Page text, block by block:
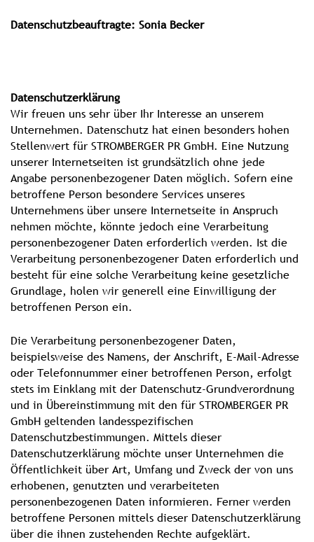
Datenschutzbeauftragte: Sonia Becker
Datenschutzerklärung
Wir freuen uns sehr über Ihr Interesse an unserem
Unternehmen. Datenschutz hat einen besonders hohen
Stellenwert für STROMBERGER PR GmbH. Eine Nutzung
unserer Internetseiten ist grundsätzlich ohne jede
Angabe personenbezogener Daten möglich. Sofern eine
betroffene Person besondere Services unseres
Unternehmens über unsere Internetseite in Anspruch
nehmen möchte, könnte jedoch eine Verarbeitung
personenbezogener Daten erforderlich werden. Ist die
Verarbeitung personenbezogener Daten erforderlich und
besteht für eine solche Verarbeitung keine gesetzliche
Grundlage, holen wir generell eine Einwilligung der
betroffenen Person ein.
Die Verarbeitung personenbezogener Daten,
beispielsweise des Namens, der Anschrift, E-Mail-Adresse
oder Telefonnummer einer betroffenen Person, erfolgt
stets im Einklang mit der Datenschutz-Grundverordnung
und in Übereinstimmung mit den für STROMBERGER PR
GmbH geltenden landesspezifischen
Datenschutzbestimmungen. Mittels dieser
Datenschutzerklärung möchte unser Unternehmen die
Öffentlichkeit über Art, Umfang und Zweck der von uns
erhobenen, genutzten und verarbeiteten
personenbezogenen Daten informieren. Ferner werden
betroffene Personen mittels dieser Datenschutzerklärung
über die ihnen zustehenden Rechte aufgeklärt.